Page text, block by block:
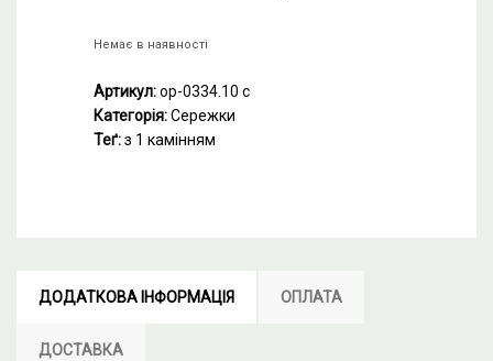
Немає в наявності
Артикул:ор-0334.10 с
Категорія:Сережки
Теґ:з 1 камінням
ДОДАТКОВА ІНФОРМАЦІЯ ОПЛАТА
ДОСТАВКА